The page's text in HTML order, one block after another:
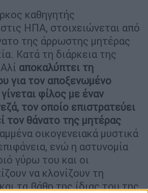
καθηγητής
ΗΠΑ, στοιχειώνεται από
της άρρωστης μητέρας
Κατά τη διάρκεια της
αποκαλύπτει τη
για τον αποξενωμένο
φίλος με έναν
τον οποίο επιστρατεύει
τον θάνατο της μητέρας
οικογενειακά μυστικά
ενώ η αστυνομία
γύρω του και οι
να κλονίζουν τη
τα βάθη της ίδιας του της